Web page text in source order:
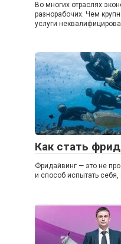
Во многих отраслях
разнорабочих. Чем
услуги
Как стать
Фридайвинг — это не
и способ испытать себя,